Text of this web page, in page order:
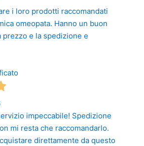
i loro prodotti raccomandati
omeopata. Hanno un buon
e la spedizione e
impeccabile! Spedizione
mi resta che raccomandarlo.
direttamente da questo